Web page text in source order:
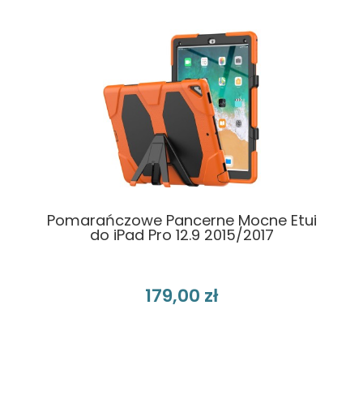
Pomarańczowe Pancerne Mocne Etui
do iPad Pro 12.9 2015/2017
179,00 zł